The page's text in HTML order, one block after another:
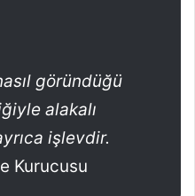
göründüğü
alakalı
işlevdir.
Kurucusu